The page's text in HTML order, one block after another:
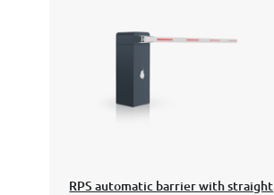
RPS automatic barrier with straight